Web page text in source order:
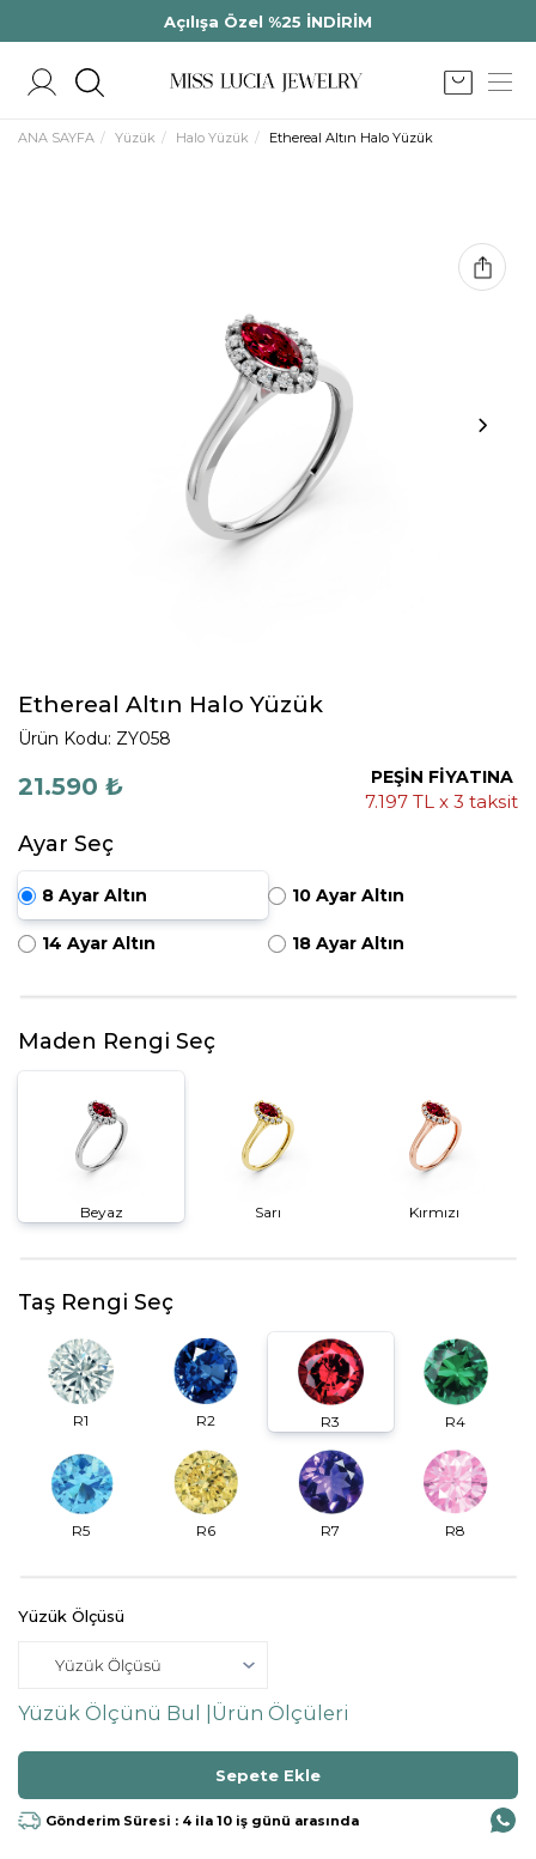
Açılışa Özel %25 İNDİRİM
ANA SAYFA Yüzük Halo Yüzük Ethereal Altın Halo Yüzük
Ethereal Altın Halo Yüzük
Ürün Kodu: ZY058
21.590 ₺ PEŞİN FİYATINA
7.197 TL x 3 taksit
Ayar Seç
8 Ayar Altın 10 Ayar Altın
14 Ayar Altın 18 Ayar Altın
Maden Rengi Seç
Beyaz Sarı Kırmızı
Taş Rengi Seç
R1 R2 R3 R4
R5 R6 R7 R8
Yüzük Ölçüsü
Yüzük Ölçünü Bul | Ürün Ölçüleri
Gönderim Süresi : 4 ila 10 iş günü arasında